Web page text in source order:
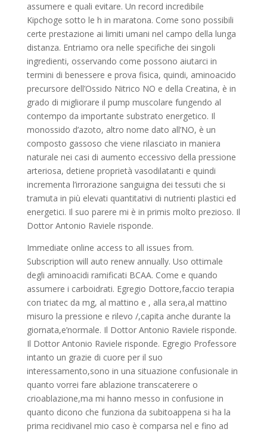
assumere e quali evitare. Un record incredibile
Kipchoge sotto le h in maratona. Come sono possibili
certe prestazione ai limiti umani nel campo della lunga
distanza. Entriamo ora nelle specifiche dei singoli
ingredienti, osservando come possono aiutarci in
termini di benessere e prova fisica, quindi, aminoacido
precursore dell’Ossido Nitrico NO e della Creatina, è in
grado di migliorare il pump muscolare fungendo al
contempo da importante substrato energetico. Il
monossido d’azoto, altro nome dato all’NO, è un
composto gassoso che viene rilasciato in maniera
naturale nei casi di aumento eccessivo della pressione
arteriosa, detiene proprietà vasodilatanti e quindi
incrementa l’irrorazione sanguigna dei tessuti che si
tramuta in più elevati quantitativi di nutrienti plastici ed
energetici. Il suo parere mi è in primis molto prezioso. Il
Dottor Antonio Raviele risponde.
Immediate online access to all issues from.
Subscription will auto renew annually. Uso ottimale
degli aminoacidi ramificati BCAA. Come e quando
assumere i carboidrati. Egregio Dottore,faccio terapia
con triatec da mg, al mattino e , alla sera,al mattino
misuro la pressione e rilevo /,capita anche durante la
giornata,e’normale. Il Dottor Antonio Raviele risponde.
Il Dottor Antonio Raviele risponde. Egregio Professore
intanto un grazie di cuore per il suo
interessamento,sono in una situazione confusionale in
quanto vorrei fare ablazione transcaterere o
crioablazione,ma mi hanno messo in confusione in
quanto dicono che funziona da subitoappena si ha la
prima recidivanel mio caso è comparsa nel e fino ad